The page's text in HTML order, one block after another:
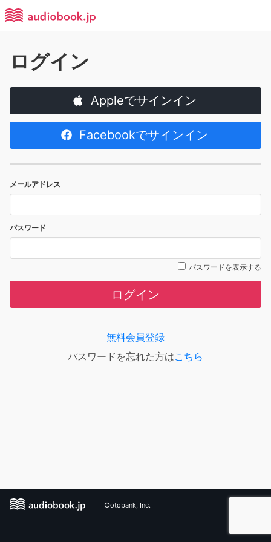
ログイン
Appleでサインイン
Facebookでサインイン
メールアドレス
パスワード
パスワードを表示する
ログイン
無料会員登録
パスワードを忘れた方はこちら
©otobank, Inc.